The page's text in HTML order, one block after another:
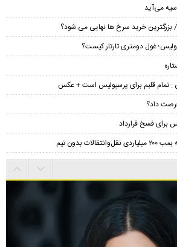
می‌آید
بزرگترین خرید سرخ ها نهایی می شود؟
غول دومتری تارتار کیست؟
: تمام قلبم برای پرسپولیس است + عکس
داد؟
برای فسخ قرارداد
بدون تیم